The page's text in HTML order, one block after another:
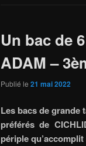
Un bac de
ADAM –
Publié le 21 mai 2022
Les bacs de grande
préférés de
périple